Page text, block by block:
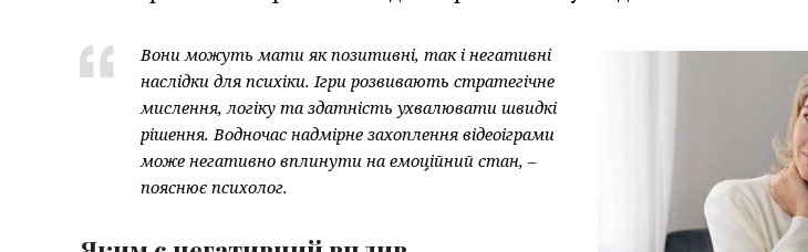
Вони можуть мати як позитивні, так і негативні
наслідки для психіки. Ігри розвивають стратегічне
мислення, логіку та здатність ухвалювати швидкі
рішення. Водночас надмірне захоплення відеоіграми
може негативно вплинути на емоційний стан, –
пояснює психолог.